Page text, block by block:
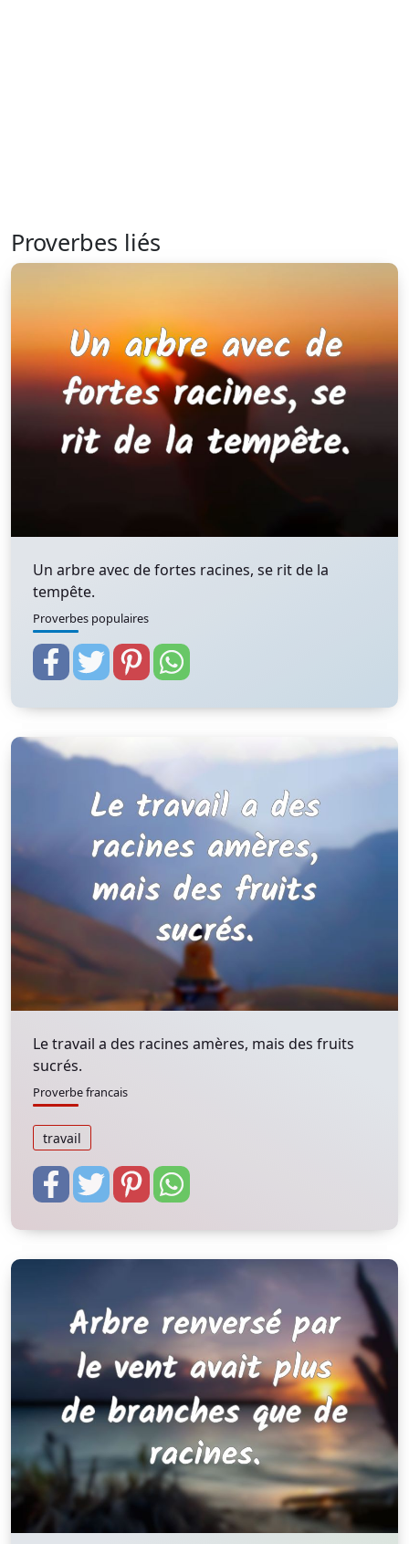
Proverbes liés
Un arbre avec de fortes racines, se rit de la
tempête.
Proverbes populaires
Le travail a des racines amères, mais des fruits
sucrés.
Proverbe francais
travail